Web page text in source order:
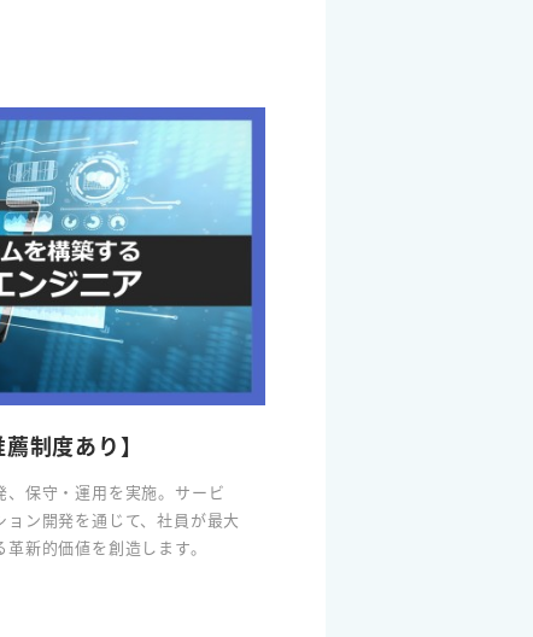
制度あり】
保守・運用を実施。サービ
ン開発を通じて、​社員が最大
新的価値を創造します。